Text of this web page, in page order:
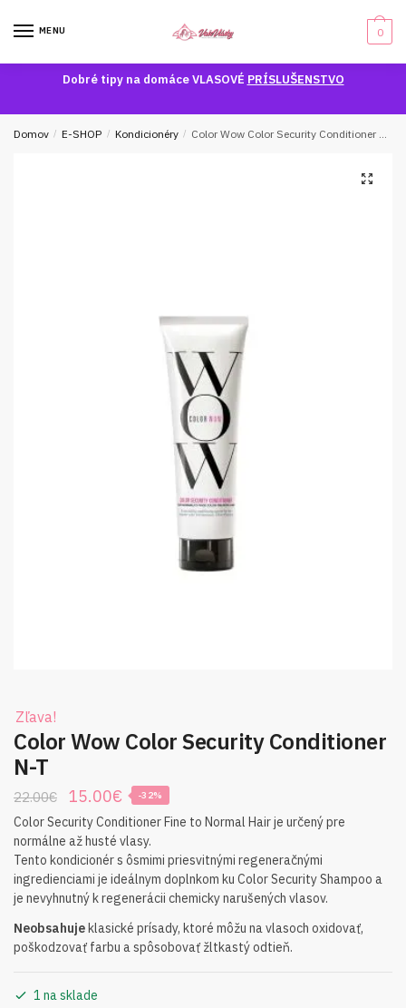
MENU 0
Dobré tipy na domáce VLASOVÉ PRÍSLUŠENSTVO
Domov / E-SHOP / Kondicionéry / Color Wow Color Security Conditioner N-T
🔍
Zľava!
Color Wow Color Security Conditioner
N-T
22.00€
Original
price
was:
22.00€.
15.00€ Current
price
is:
15.00€.
-32%
Color Security Conditioner Fine to Normal Hair je určený pre
normálne až husté vlasy.
Tento kondicionér s ôsmimi priesvitnými regeneračnými
ingredienciami je ideálnym doplnkom ku Color Security Shampoo a
je nevyhnutný k regenerácii chemicky narušených vlasov.
Neobsahujeklasické prísady, ktoré môžu na vlasoch oxidovať,
poškodzovať farbu a spôsobovať žltkastý odtieň.
1 na sklade